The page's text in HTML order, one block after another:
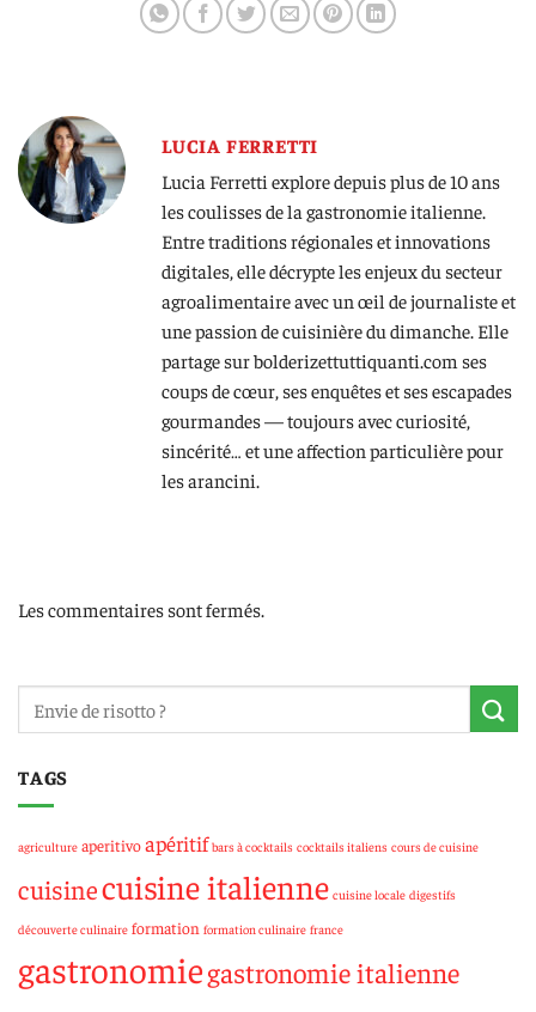
LUCIA FERRETTI
Lucia Ferretti explore depuis plus de 10 ans
les coulisses de la gastronomie italienne.
Entre traditions régionales et innovations
digitales, elle décrypte les enjeux du secteur
agroalimentaire avec un œil de journaliste et
une passion de cuisinière du dimanche. Elle
partage sur bolderizettuttiquanti.com ses
coups de cœur, ses enquêtes et ses escapades
gourmandes — toujours avec curiosité,
sincérité… et une affection particulière pour
les arancini.
Les commentaires sont fermés.
TAGS
agriculture aperitivoapéritif bars à cocktails cocktails italiens cours de cuisine
cuisinecuisine italienne cuisine locale digestifs
découverte culinaire formation formation culinaire france
gastronomiegastronomie italienne